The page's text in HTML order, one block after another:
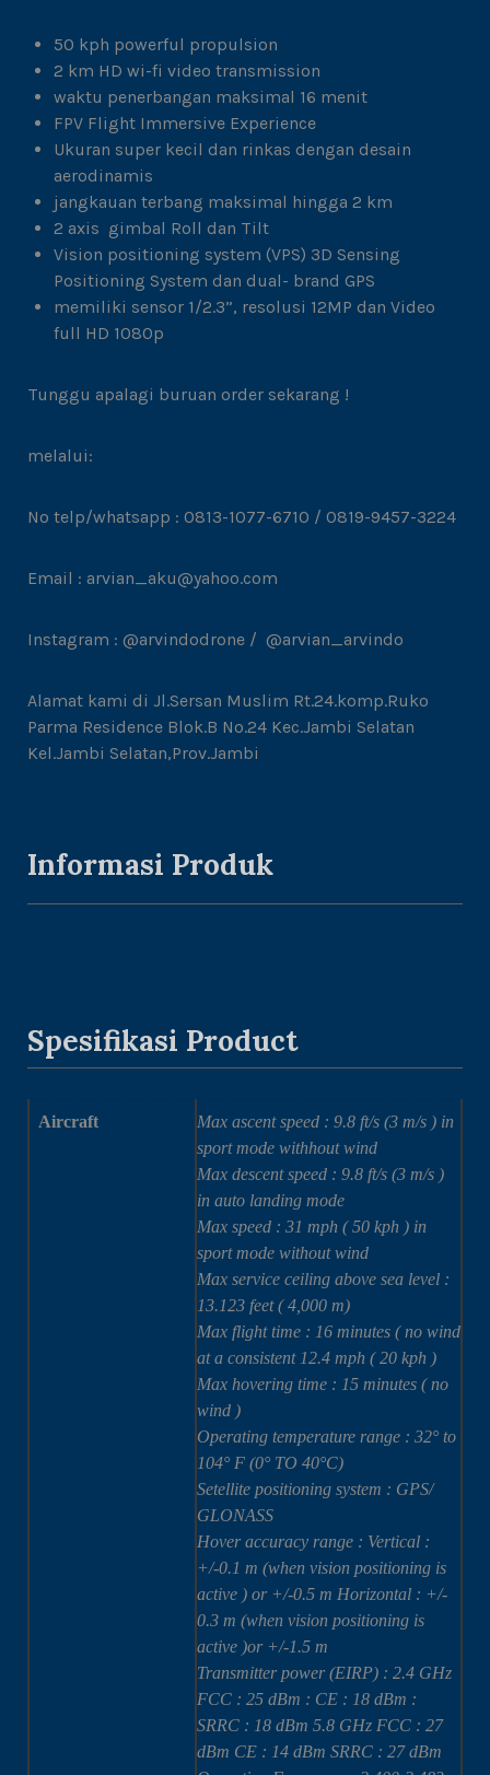
50 kph powerful propulsion
2 km HD wi-fi video transmission
waktu penerbangan maksimal 16 menit
FPV Flight Immersive Experience
Ukuran super kecil dan rinkas dengan desain
aerodinamis
jangkauan terbang maksimal hingga 2 km
2 axis gimbal Roll dan Tilt
Vision positioning system (VPS) 3D Sensing
Positioning System dan dual- brand GPS
memiliki sensor 1/2.3”, resolusi 12MP dan Video
full HD 1080p
Tunggu apalagi buruan order sekarang !
melalui:
No telp/whatsapp : 0813-1077-6710 / 0819-9457-3224
Email : arvian_aku@yahoo.com
Instagram : @arvindodrone / @arvian_arvindo
Alamat kami di Jl.Sersan Muslim Rt.24.komp.Ruko
Parma Residence Blok.B No.24 Kec.Jambi Selatan
Kel.Jambi Selatan,Prov.Jambi
Informasi Produk
Spesifikasi Product
Aircraft
Max ascent speed : 9.8 ft/s (3 m/s ) in
sport mode withhout wind
Max descent speed : 9.8 ft/s (3 m/s )
in auto landing mode
Max speed : 31 mph ( 50 kph ) in
sport mode without wind
Max service ceiling above sea level :
13.123 feet ( 4,000 m)
Max flight time : 16 minutes ( no wind
at a consistent 12.4 mph ( 20 kph )
Max hovering time : 15 minutes ( no
wind )
Operating temperature range : 32° to
104° F (0° TO 40°C)
Setellite positioning system : GPS/
GLONASS
Hover accuracy range : Vertical :
+/-0.1 m (when vision positioning is
active ) or +/-0.5 m Horizontal : +/-
0.3 m (when vision positioning is
active )or +/-1.5 m
Transmitter power (EIRP) : 2.4 GHz
FCC : 25 dBm : CE : 18 dBm :
SRRC : 18 dBm 5.8 GHz FCC : 27
dBm CE : 14 dBm SRRC : 27 dBm